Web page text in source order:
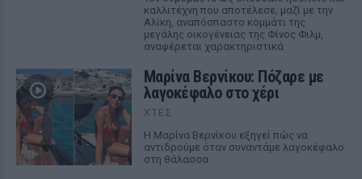
καλλιτέχνη που αποτέλεσε, μαζί με την
Αλίκη, αναπόσπαστο κομμάτι της
μεγάλης οικογένειας της Φίνος Φιλμ,
αναφέρεται χαρακτηριστικά
Μαρίνα Βερνίκου: Πόζαρε με
λαγοκέφαλο στο χέρι
ΧΤΕΣ
Η Μαρίνα Βερνίκου εξηγεί πώς να
αντιδρούμε όταν συναντάμε λαγοκέφαλο
στη θάλασσα